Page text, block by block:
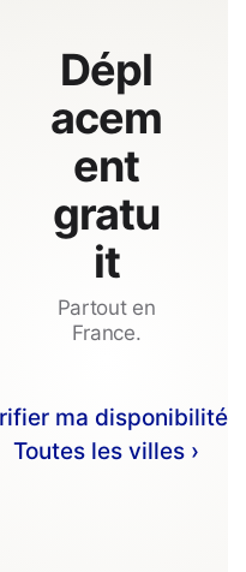
Dépl
acem
ent
gratu
it
Partout en
France.
ma disponibilité ›
Toutes les villes ›